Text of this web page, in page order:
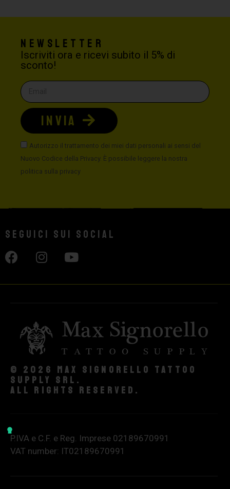
Newsletter
Iscriviti ora e ricevi subito il 5% di
sconto!
Autorizzo il trattamento dei miei dati personali ai sensi del
Nuovo Codice della Privacy. È possibile leggere la nostra
politica sulla privacy
INVIA
Seguici sui social
© 2026 Max Signorello Tattoo
supply srl.
All rights reserved.
P.IVA e C.F. e Reg. Imprese 02189670991
VAT number: IT02189670991